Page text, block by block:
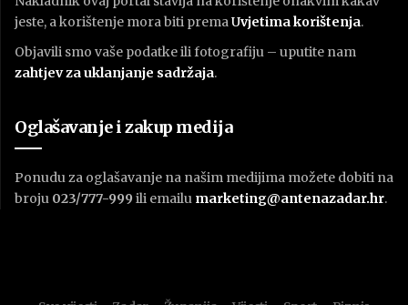
jeste, a korištenje mora biti premaUvjetima korištenja.
Objavili smo vaše podatke ili fotografiju – uputite nam
zahtjev za uklanjanje sadržaja.
Oglašavanje i zakup medija
Ponudu za oglašavanje na našim medijima možete dobiti na
broju 023/777-999 ili emailu marketing@antenazadar.hr.